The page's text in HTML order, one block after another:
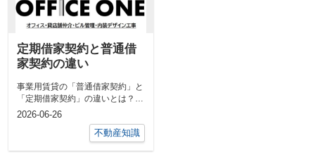
定期借家契約と普通借
家契約の違い
事業用賃貸の「普通借家契約」と
「定期借家契約」の違いとは？店
舗や事務所を借りるとき、賃料や
2026-06-26
不動産知識